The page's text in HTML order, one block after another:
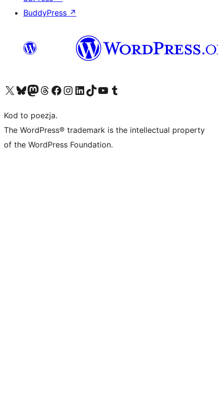
BuddyPress ↗
Odwiedź nasze konto X (dawniej Twitter)
Odwiedź nasze konto Bluesky
Odwiedź nasze konto na Mastodoncie
Odwiedź naszego Threadsa
Odwiedź naszego Facebooka
Odwiedź nasze konto na Instagramie
Odwiedź nasze konto na LinkedIn
Odwiedź naszego TikToka
Odwiedź nasz kanał YouTube
Odwiedź naszego Tumblra
Kod to poezja.
The WordPress® trademark is the intellectual property
of the WordPress Foundation.